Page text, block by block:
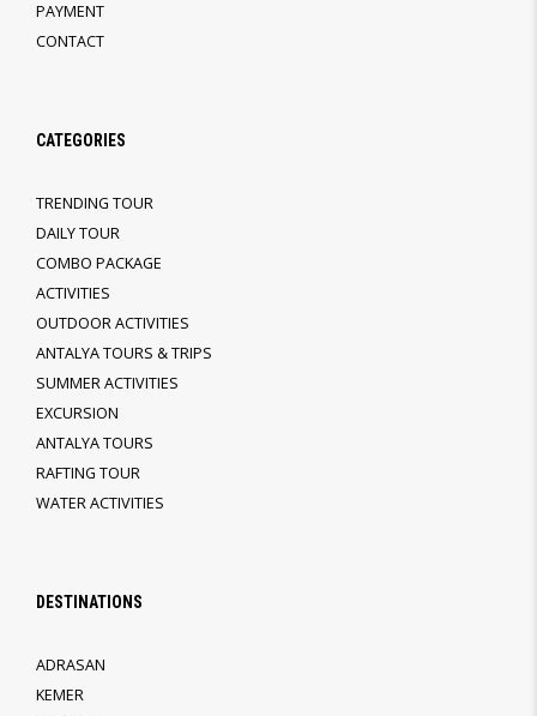
PAYMENT
CONTACT
CATEGORIES
TRENDING TOUR
DAILY TOUR
COMBO PACKAGE
ACTIVITIES
OUTDOOR ACTIVITIES
ANTALYA TOURS & TRIPS
SUMMER ACTIVITIES
EXCURSION
ANTALYA TOURS
RAFTING TOUR
WATER ACTIVITIES
DESTINATIONS
ADRASAN
KEMER